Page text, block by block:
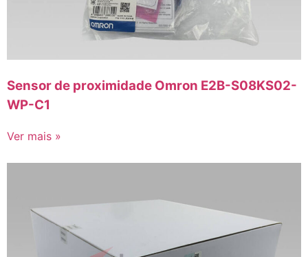
Sensor de proximidade Omron E2B-S08KS02-
WP-C1
Ver mais »